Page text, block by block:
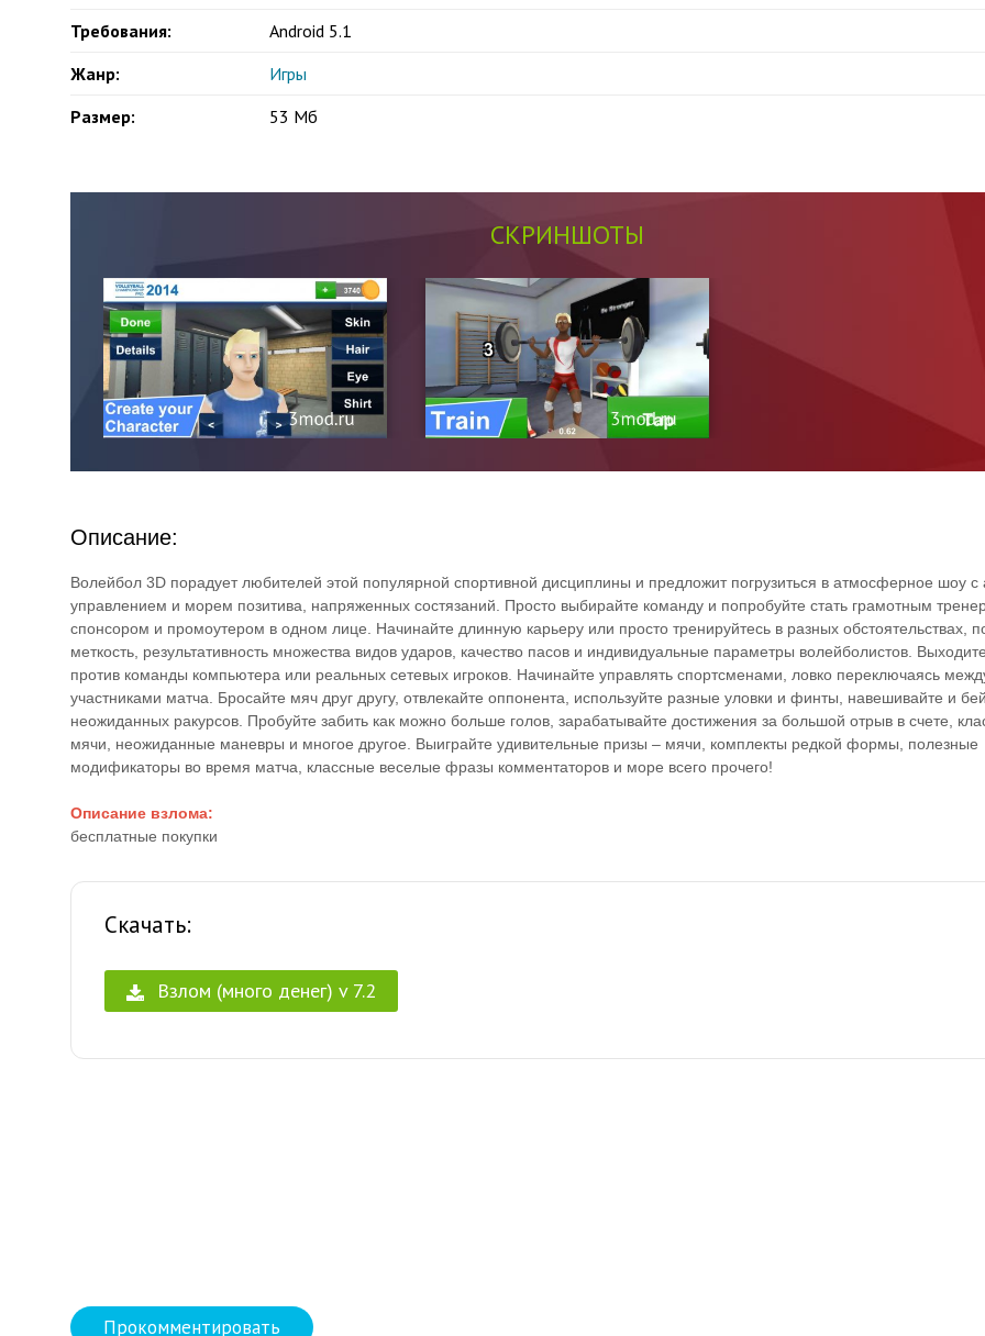
Требования:
Android 5.1
Жанр:
Игры
Размер:
53 Мб
СКРИНШОТЫ
Описание:
Волейбол 3D порадует любителей этой популярной спортивной дисциплины и предложит погрузиться в атмосферное шоу
управлением и морем позитива, напряженных состязаний. Просто выбирайте команду и попробуйте стать грамотным
спонсором и промоутером в одном лице. Начинайте длинную карьеру или просто тренируйтесь в разных обстоятельствах,
меткость, результативность множества видов ударов, качество пасов и индивидуальные параметры волейболистов.
против команды компьютера или реальных сетевых игроков. Начинайте управлять спортсменами, ловко переключаясь
участниками матча. Бросайте мяч друг другу, отвлекайте оппонента, используйте разные уловки и финты, навешивайте и
неожиданных ракурсов. Пробуйте забить как можно больше голов, зарабатывайте достижения за большой отрыв в счете,
мячи, неожиданные маневры и многое другое. Выиграйте удивительные призы – мячи, комплекты редкой формы, полезные
модификаторы во время матча, классные веселые фразы комментаторов и море всего прочего!
Описание взлома:
бесплатные покупки
Скачать:
Взлом (много денег) v 7.2
Прокомментировать